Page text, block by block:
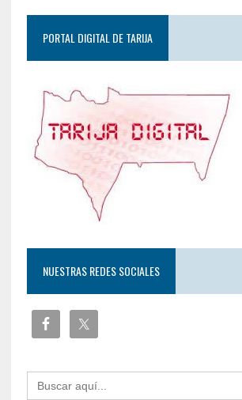
PORTAL DIGITAL DE TARIJA
NUESTRAS REDES SOCIALES
Buscar: